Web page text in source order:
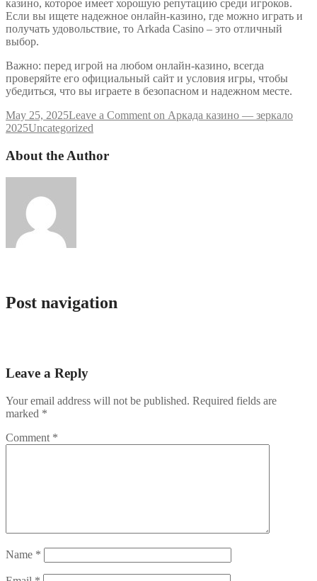
казино, которое имеет хорошую репутацию среди игроков.
Если вы ищете надежное онлайн-казино, где можно играть и
получать удовольствие, то Arkada Casino – это отличный
выбор.
Важно: перед игрой на любом онлайн-казино, всегда
проверяйте его официальный сайт и условия игры, чтобы
убедиться, что вы играете в безопасном и надежном месте.
May 25, 2025Leave a Comment on Аркада казино — зеркало
2025Uncategorized
About the Author
Post navigation
Leave a Reply
Your email address will not be published. Required fields are
marked *
Comment *
Name *